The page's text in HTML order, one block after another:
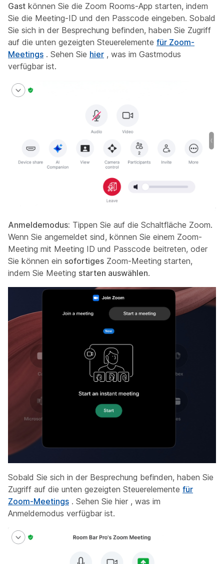
Gast können Sie die Zoom Rooms-App starten, indem
Sie die Meeting-ID und den Passcode eingeben. Sobald
Sie sich in der Besprechung befinden, haben Sie Zugriff
auf die unten gezeigten Steuerelemente für Zoom-
Meetings . Sehen Sie hier , was im Gastmodus
verfügbar ist.
Anmeldemodus: Tippen Sie auf die Schaltfläche Zoom.
Wenn Sie angemeldet sind, können Sie einem Zoom-
Meeting mit Meeting ID und Passcode beitreten, oder
Sie können ein sofortiges Zoom-Meeting starten,
indem Sie Meeting starten auswählen.
Sobald Sie sich in der Besprechung befinden, haben Sie
Zugriff auf die unten gezeigten Steuerelemente für
Zoom-Meetings . Sehen Sie hier , was im
Anmeldemodus verfügbar ist.